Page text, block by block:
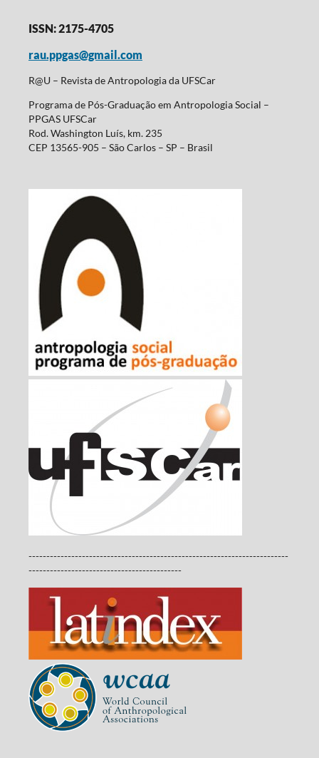
ISSN: 2175-4705
rau.ppgas@gmail.com
R@U – Revista de Antropologia da UFSCar
Programa de Pós-Graduação em Antropologia Social –
PPGAS UFSCar
Rod. Washington Luís, km. 235
CEP 13565-905 – São Carlos – SP – Brasil
-------------------------------------------------------------------------
-------------------------------------------